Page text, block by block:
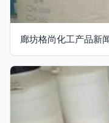
廊坊格尚化工产品新